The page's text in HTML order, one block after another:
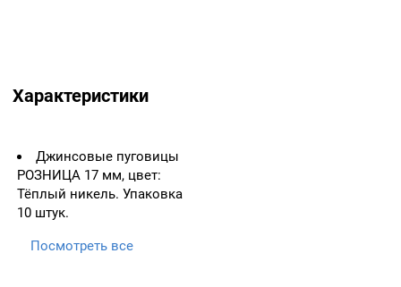
Характеристики
Джинсовые пуговицы
РОЗНИЦА 17 мм, цвет:
Тёплый никель. Упаковка
10 штук.
Пуговицы такой
Посмотреть все